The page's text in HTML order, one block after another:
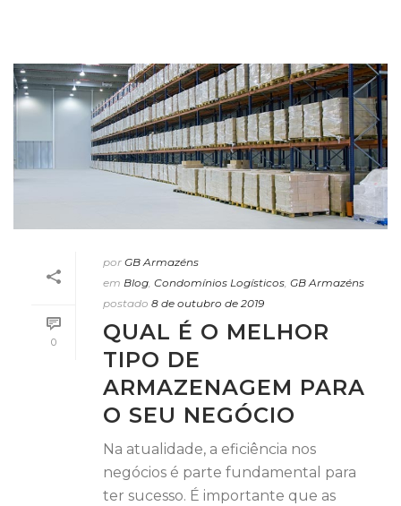
0
por GB Armazéns
em Blog, Condomínios Logísticos, GB Armazéns
postado 8 de outubro de 2019
QUAL É O MELHOR
TIPO DE
ARMAZENAGEM PARA
O SEU NEGÓCIO
Na atualidade, a eficiência nos
negócios é parte fundamental para
ter sucesso. É importante que as